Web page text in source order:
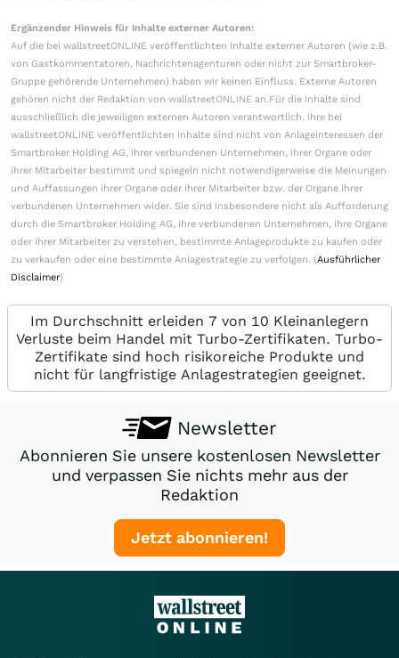
Ergänzender Hinweis für Inhalte externer Autoren:
Auf die bei wallstreetONLINE veröffentlichten Inhalte externer Autoren (wie z.B.
von Gastkommentatoren, Nachrichtenagenturen oder nicht zur Smartbroker-
Gruppe gehörende Unternehmen) haben wir keinen Einfluss. Externe Autoren
gehören nicht der Redaktion von wallstreetONLINE an.Für die Inhalte sind
ausschließlich die jeweiligen externen Autoren verantwortlich. Ihre bei
wallstreetONLINE veröffentlichten Inhalte sind nicht von Anlageinteressen der
Smartbroker Holding AG, ihrer verbundenen Unternehmen, ihrer Organe oder
ihrer Mitarbeiter bestimmt und spiegeln nicht notwendigerweise die Meinungen
und Auffassungen ihrer Organe oder ihrer Mitarbeiter bzw. der Organe ihrer
verbundenen Unternehmen wider. Sie sind insbesondere nicht als Aufforderung
durch die Smartbroker Holding AG, ihre verbundenen Unternehmen, ihre Organe
oder ihrer Mitarbeiter zu verstehen, bestimmte Anlageprodukte zu kaufen oder
zu verkaufen oder eine bestimmte Anlagestrategie zu verfolgen. (Ausführlicher
Disclaimer)
Im Durchschnitt erleiden 7 von 10 Kleinanlegern
Verluste beim Handel mit Turbo-Zertifikaten. Turbo-
Zertifikate sind hoch risikoreiche Produkte und
nicht für langfristige Anlagestrategien geeignet.
Newsletter
Abonnieren Sie unsere kostenlosen Newsletter
und verpassen Sie nichts mehr aus der
Redaktion
Jetzt abonnieren!